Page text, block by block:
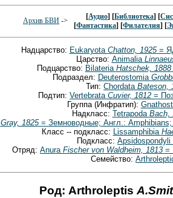
Архив БВИ -> [Аудио] [Библиотека] [
[Фантастика] [Филателия] [
Надцарство: Eukaryota Chatton, 1925=
Царство: Animalia
Подцарство: Bilateria Hatschek, 1888
Подраздел: Deuterostomia
Тип: Chordata Bateson,
Подтип: Vertebrata Cuvier, 1812 =
Группа (Инфратип):
Надкласс: Tetrapoda Bach,
Gray, 1825= Земноводные; Англ.:
Класс -- подкласс: Lissamphibia
Подкласс: Apsidospondyli
Отряд: Anura Fischer von Waldheim, 1813 =
Семейство:
Род: Arthroleptis